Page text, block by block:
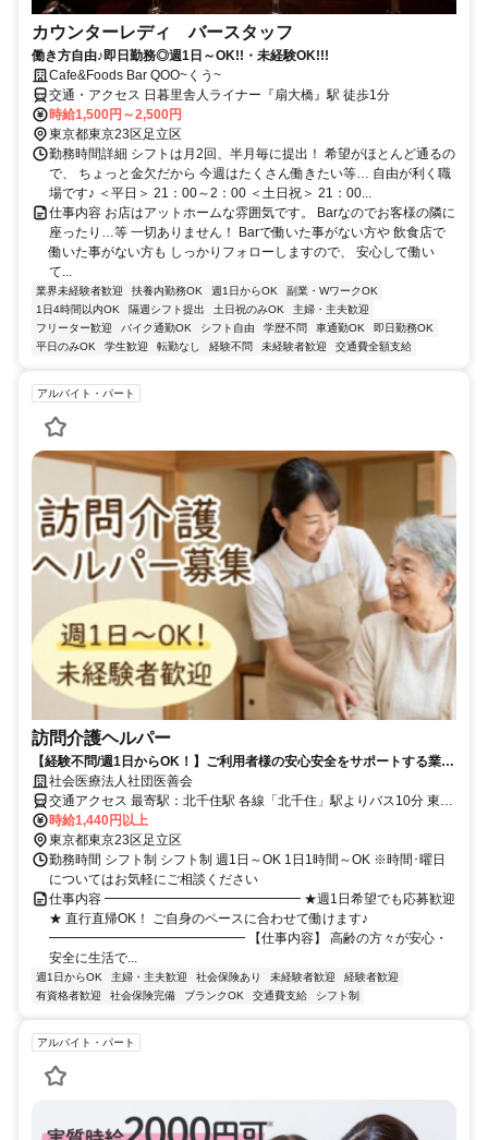
カウンターレディ バースタッフ
働き方自由♪即日勤務◎週1日～OK!!・未経験OK!!!
Cafe&Foods Bar QOO~くう~
交通・アクセス 日暮里舎人ライナー『扇大橋』駅 徒歩1分
時給1,500円～2,500円
東京都東京23区足立区
勤務時間詳細 シフトは月2回、半月毎に提出！ 希望がほとんど通るの
で、 ちょっと金欠だから 今週はたくさん働きたい等… 自由が利く職
場です♪ ＜平日＞ 21：00～2：00 ＜土日祝＞ 21：00...
仕事内容 お店はアットホームな雰囲気です。 Barなのでお客様の隣に
座ったり…等 一切ありません！ Barで働いた事がない方や 飲食店で
働いた事がない方も しっかりフォローしますので、 安心して働い
て...
業界未経験者歓迎 扶養内勤務OK 週1日からOK
副業・WワークOK
1日4時間以内OK
隔週シフト提出 土日祝のみOK
主婦・主夫歓迎
フリーター歓迎
バイク通勤OK シフト自由 学歴不問 車通勤OK
即日勤務OK
平日のみOK
学生歓迎 転勤なし 経験不問 未経験者歓迎 交通費全額支給
アルバイト・パート
訪問介護ヘルパー
【経験不問/週1日からOK！】ご利用者様の安心安全をサポートする業務
です！
社会医療法人社団医善会
交通アクセス 最寄駅：北千住駅 各線「北千住」駅よりバス10分 東武
伊勢崎線「大師前」駅よりバス15分 地下鉄「町屋」駅よりバス10分
※バイク通勤・車通勤・自転車通勤可能 【訪問エリア】 本木・江
北・鹿浜周辺
時給1,440円以上
東京都東京23区足立区
勤務時間 シフト制 シフト制 週1日～OK 1日1時間～OK ※時間･曜日
についてはお気軽にご相談ください
仕事内容 ━━━━━━━━━━━━━━━ ★週1日希望でも応募歓迎
★ 直行直帰OK！ ご自身のペースに合わせて働けます♪
━━━━━━━━━━━━━━━ 【仕事内容】 高齢の方々が安心・
安全に生活で...
週1日からOK 主婦・主夫歓迎 社会保険あり 未経験者歓迎
経験者歓迎
有資格者歓迎
社会保険完備 ブランクOK 交通費支給 シフト制
アルバイト・パート